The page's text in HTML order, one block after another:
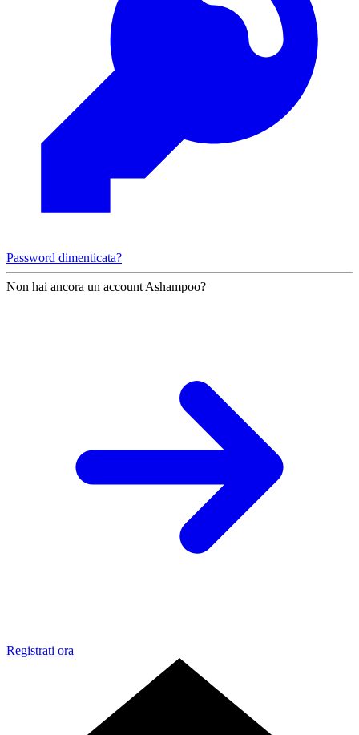
Password dimenticata?
Non hai ancora un account Ashampoo?
Registrati ora